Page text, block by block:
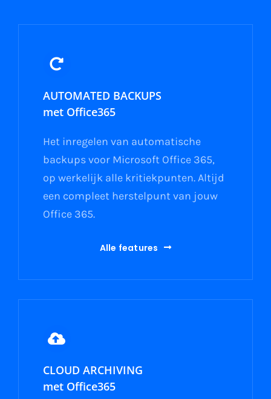
AUTOMATED BACKUPS
met Office365
Het inregelen van automatische
backups voor Microsoft Office 365,
op werkelijk alle kritiekpunten. Altijd
een compleet herstelpunt van jouw
Office 365.
Alle features
CLOUD ARCHIVING
met Office365